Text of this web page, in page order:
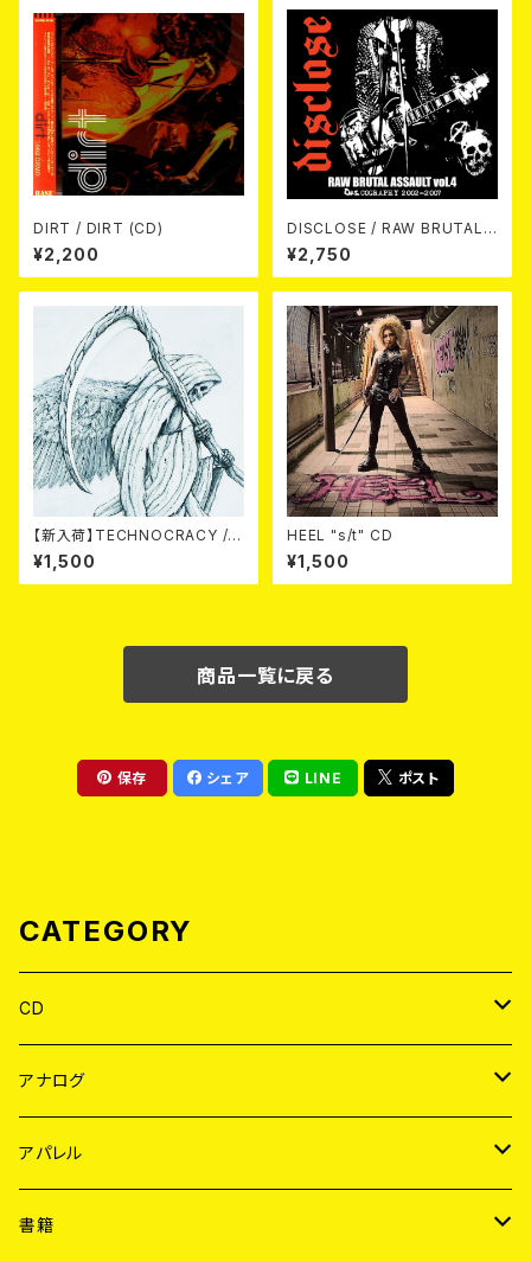
DIRT / DIRT (CD)
¥2,200
DISCLOSE / RAW BRUTAL
ASSAULT Vol.4 : DISCOGR
APHY 2002-2007 (2xCD)
¥2,750
【新入荷】TECHNOCRACY /T
O HELL/THE END (7"EP)
¥1,500
HEEL "s/t" CD
¥1,500
商品一覧に戻る
保存 シェア LINE ポスト
CATEGORY
CD
JAPAN
WORLD
アナログ
JAPAN
７EP
WORLD
アパレル
JAPAN
書籍